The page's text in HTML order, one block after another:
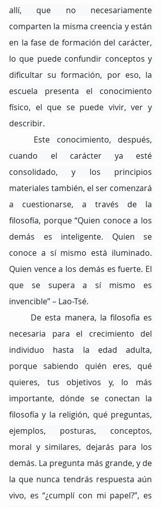
allí, que no necesariamente
comparten la misma creencia y están
en la fase de formación del carácter,
lo que puede confundir conceptos y
dificultar su formación, por eso, la
escuela presenta el conocimiento
físico, el que se puede vivir, ver y
describir.
Este conocimiento, después,
cuando el carácter ya esté
consolidado, y los principios
materiales también, el ser comenzará
a cuestionarse, a través de la
filosofía, porque “Quien conoce a los
demás es inteligente. Quien se
conoce a sí mismo está iluminado.
Quien vence a los demás es fuerte. El
que se supera a sí mismo es
invencible” – Lao-Tsé.
De esta manera, la filosofía es
necesaria para el crecimiento del
individuo hasta la edad adulta,
porque sabiendo quién eres, qué
quieres, tus objetivos y, lo más
importante, dónde se conectan la
filosofía y la religión, qué preguntas,
ejemplos, posturas, conceptos,
moral y similares, dejarás para los
demás. La pregunta más grande, y de
la que nunca tendrás respuesta aún
vivo, es “¿cumplí con mi papel?”, es